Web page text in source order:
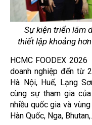
Sự kiện triển lãm
thiết lập khoảng
HCMC FOODEX
doanh nghiệp đến từ
Hà Nội, Huế, Lạng
cùng sự tham gia
nhiều quốc gia và
Hàn Quốc, Nga,